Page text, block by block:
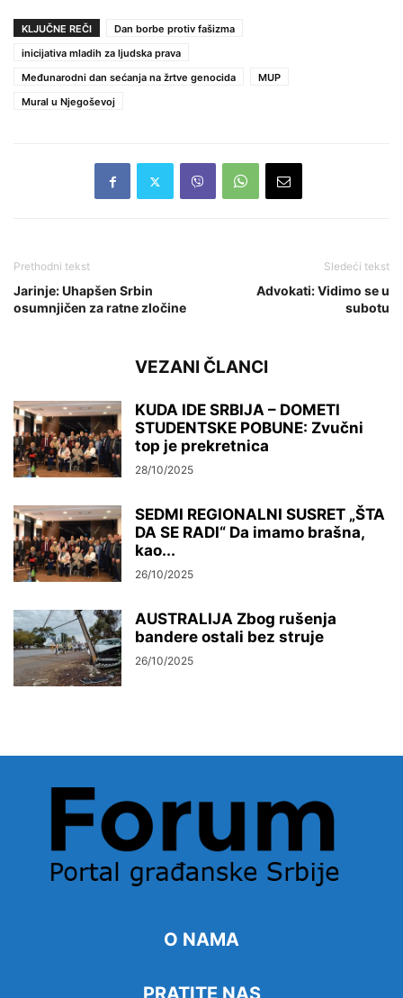
KLJUČNE REČI
Dan borbe protiv fašizma
inicijativa mladih za ljudska prava
Međunarodni dan sećanja na žrtve genocida
MUP
Mural u Njegoševoj
Prethodni tekst
Jarinje: Uhapšen Srbin
osumnjičen za ratne zločine
Sledeći tekst
Advokati: Vidimo se u
subotu
VEZANI ČLANCI
KUDA IDE SRBIJA – DOMETI
STUDENTSKE POBUNE: Zvučni
top je prekretnica
28/10/2025
SEDMI REGIONALNI SUSRET „ŠTA
DA SE RADI“ Da imamo brašna,
kao...
26/10/2025
AUSTRALIJA Zbog rušenja
bandere ostali bez struje
26/10/2025
O NAMA
PRATITE NAS